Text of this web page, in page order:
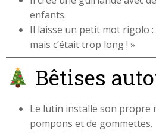
enfants.
Il laisse un petit mot rigolo :
mais c’était trop long ! »
Bêtises
Le lutin installe son propre
pompons et de gommettes.